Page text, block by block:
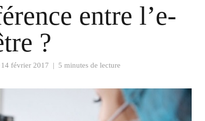
entre l’e-
?
14 février 2017 | 5 minutes de lecture